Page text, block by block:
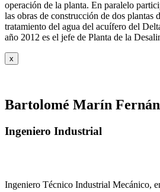
operación de la planta. En paralelo
las obras de construcción de dos plantas
tratamiento del agua del acuífero del
año 2012 es el jefe de Planta de la
x
Bartolomé Marín
Ingeniero Industrial
Ingeniero Técnico Industrial Mecánico,